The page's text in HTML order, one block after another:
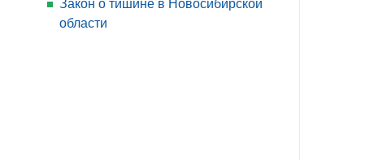
Закон о тишине в Новосибирской
области